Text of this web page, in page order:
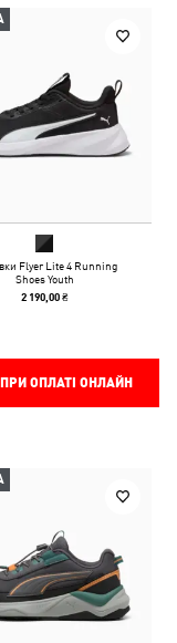
Flyer Lite 4 Running
Shoes Youth
2 190,00 ₴
ОПЛАТІ ОНЛАЙН